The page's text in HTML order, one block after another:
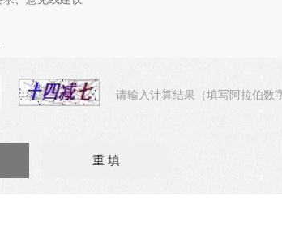
请输入计算结果（填写阿拉伯数